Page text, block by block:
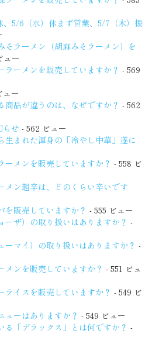
、5/6（水）休まず営業、5/7（木）振
そラーメン（胡麻みそラーメン）を
ュー
ラーメンを販売していますか？ - 569
ュー
商品が違うのは、なぜですか？ - 562
らせ - 562 ビュー
生まれた渾身の「冷やし中華」遂に
ーメンを販売していますか？ - 558 ビ
メン超辛は、どのくらい辛いです
を販売していますか？ - 555 ビュー
ーザ）の取り扱いはありますか？ -
ーマイ）の取り扱いはありますか？ -
メンを販売していますか？ - 551 ビュ
ライスを販売していますか？ - 549 ビ
ューはありますか？ - 549 ビュー
る「デラックス」とは何ですか？ -